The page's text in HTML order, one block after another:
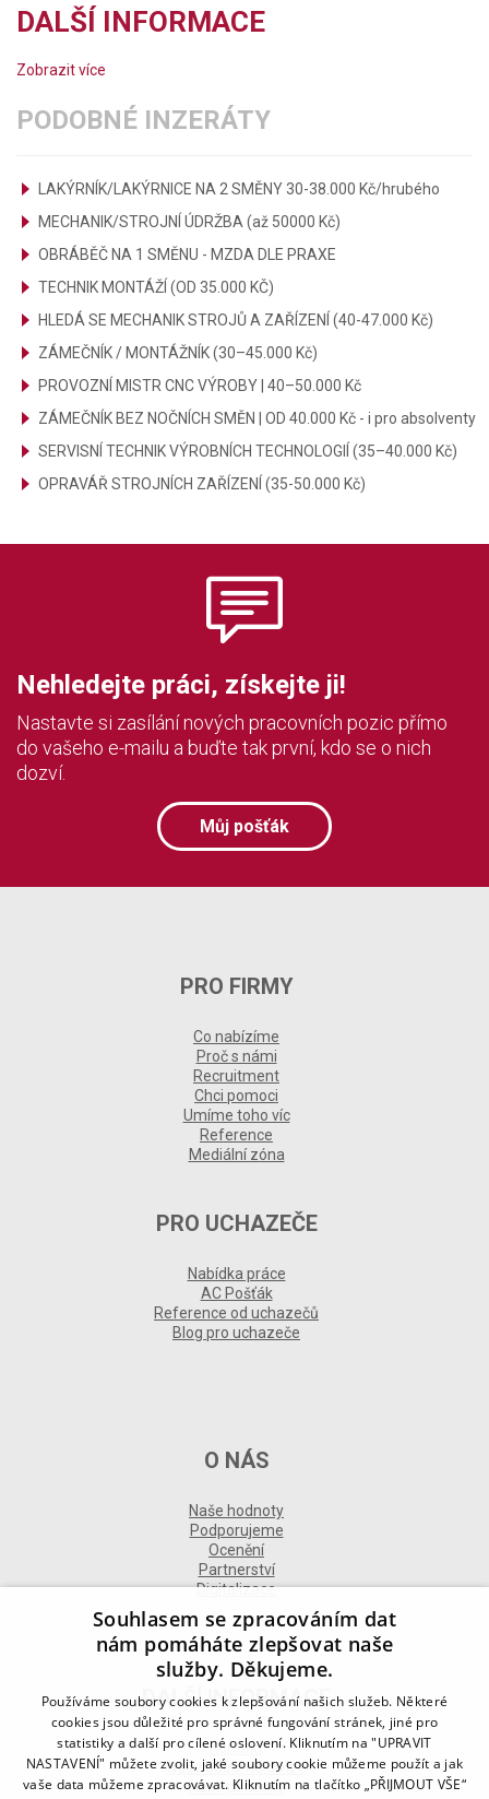
DALŠÍ INFORMACE
Zobrazit více
PODOBNÉ INZERÁTY
LAKÝRNÍK/LAKÝRNICE NA 2 SMĚNY 30-38.000 Kč/hrubého
MECHANIK/STROJNÍ ÚDRŽBA (až 50000 Kč)
OBRÁBĚČ NA 1 SMĚNU - MZDA DLE PRAXE
TECHNIK MONTÁŽÍ (OD 35.000 KČ)
HLEDÁ SE MECHANIK STROJŮ A ZAŘÍZENÍ (40-47.000 Kč)
ZÁMEČNÍK / MONTÁŽNÍK (30–45.000 Kč)
PROVOZNÍ MISTR CNC VÝROBY | 40–50.000 Kč
ZÁMEČNÍK BEZ NOČNÍCH SMĚN | OD 40.000 Kč - i pro absolventy
SERVISNÍ TECHNIK VÝROBNÍCH TECHNOLOGIÍ (35–40.000 Kč)
OPRAVÁŘ STROJNÍCH ZAŘÍZENÍ (35-50.000 Kč)
Nehledejte práci, získejte ji!
Nastavte si zasílání nových pracovních pozic přímo
do vašeho e-mailu a buďte tak první, kdo se o nich
dozví.
Můj pošťák
PRO FIRMY
Co nabízíme
Proč s námi
Recruitment
Chci pomoci
Umíme toho víc
Reference
Mediální zóna
PRO UCHAZEČE
Nabídka práce
AC Pošťák
Reference od uchazečů
Blog pro uchazeče
O NÁS
Naše hodnoty
Podporujeme
Ocenění
Partnerství
Digitalizace
DALŠÍ INFORMACE
Kontakt
Naše odborné divize
Naše pobočky
Souhlasem se zpracováním dat
nám pomáháte zlepšovat naše
služby. Děkujeme.
Používáme soubory cookies k zlepšování našich služeb. Některé
cookies jsou důležité pro správné fungování stránek, jiné pro
statistiky a další pro cílené oslovení. Kliknutím na "UPRAVIT
NASTAVENÍ" můžete zvolit, jaké soubory cookie můžeme použít a jak
vaše data můžeme zpracovávat. Kliknutím na tlačítko „PŘIJMOUT VŠE“